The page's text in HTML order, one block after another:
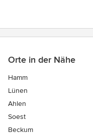
Orte in der Nähe
Hamm
Lünen
Ahlen
Soest
Beckum